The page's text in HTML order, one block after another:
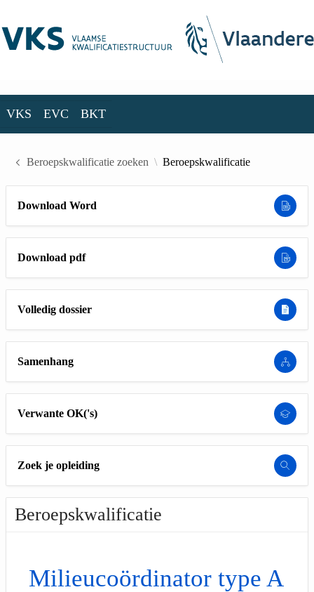
VKS EVC BKT
Beroepskwalificatie zoeken Beroepskwalificatie
Download Word
Download pdf
Volledig dossier
Samenhang
Verwante OK('s)
Zoek je opleiding
Beroepskwalificatie
Milieucoördinator type A